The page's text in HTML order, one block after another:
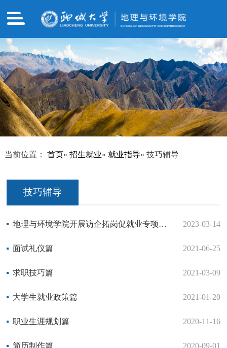
当前位置： 首页» 招生就业» 就业指导» 技巧辅导
技巧辅导
地理与环境学院开展访企拓岗促就业专项活动 2023-03-14
面试礼仪篇 2021-06-25
求职技巧篇 2021-03-09
大学生就业政策篇 2021-01-20
职业生涯规划篇 2020-11-16
简历制作篇 2020-09-01